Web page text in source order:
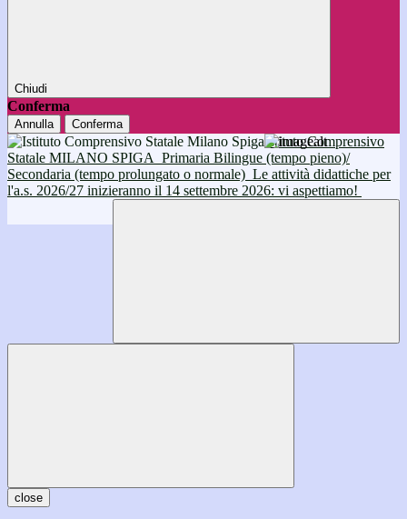
Chiudi
Conferma
Annulla Conferma
Istituto Comprensivo
Statale MILANO SPIGA Primaria Bilingue (tempo pieno)/
Secondaria (tempo prolungato o normale) Le attività didattiche per
l'a.s. 2026/27 inizieranno il 14 settembre 2026: vi aspettiamo!
close